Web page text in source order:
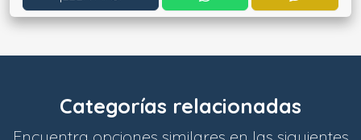
Categorías relacionadas